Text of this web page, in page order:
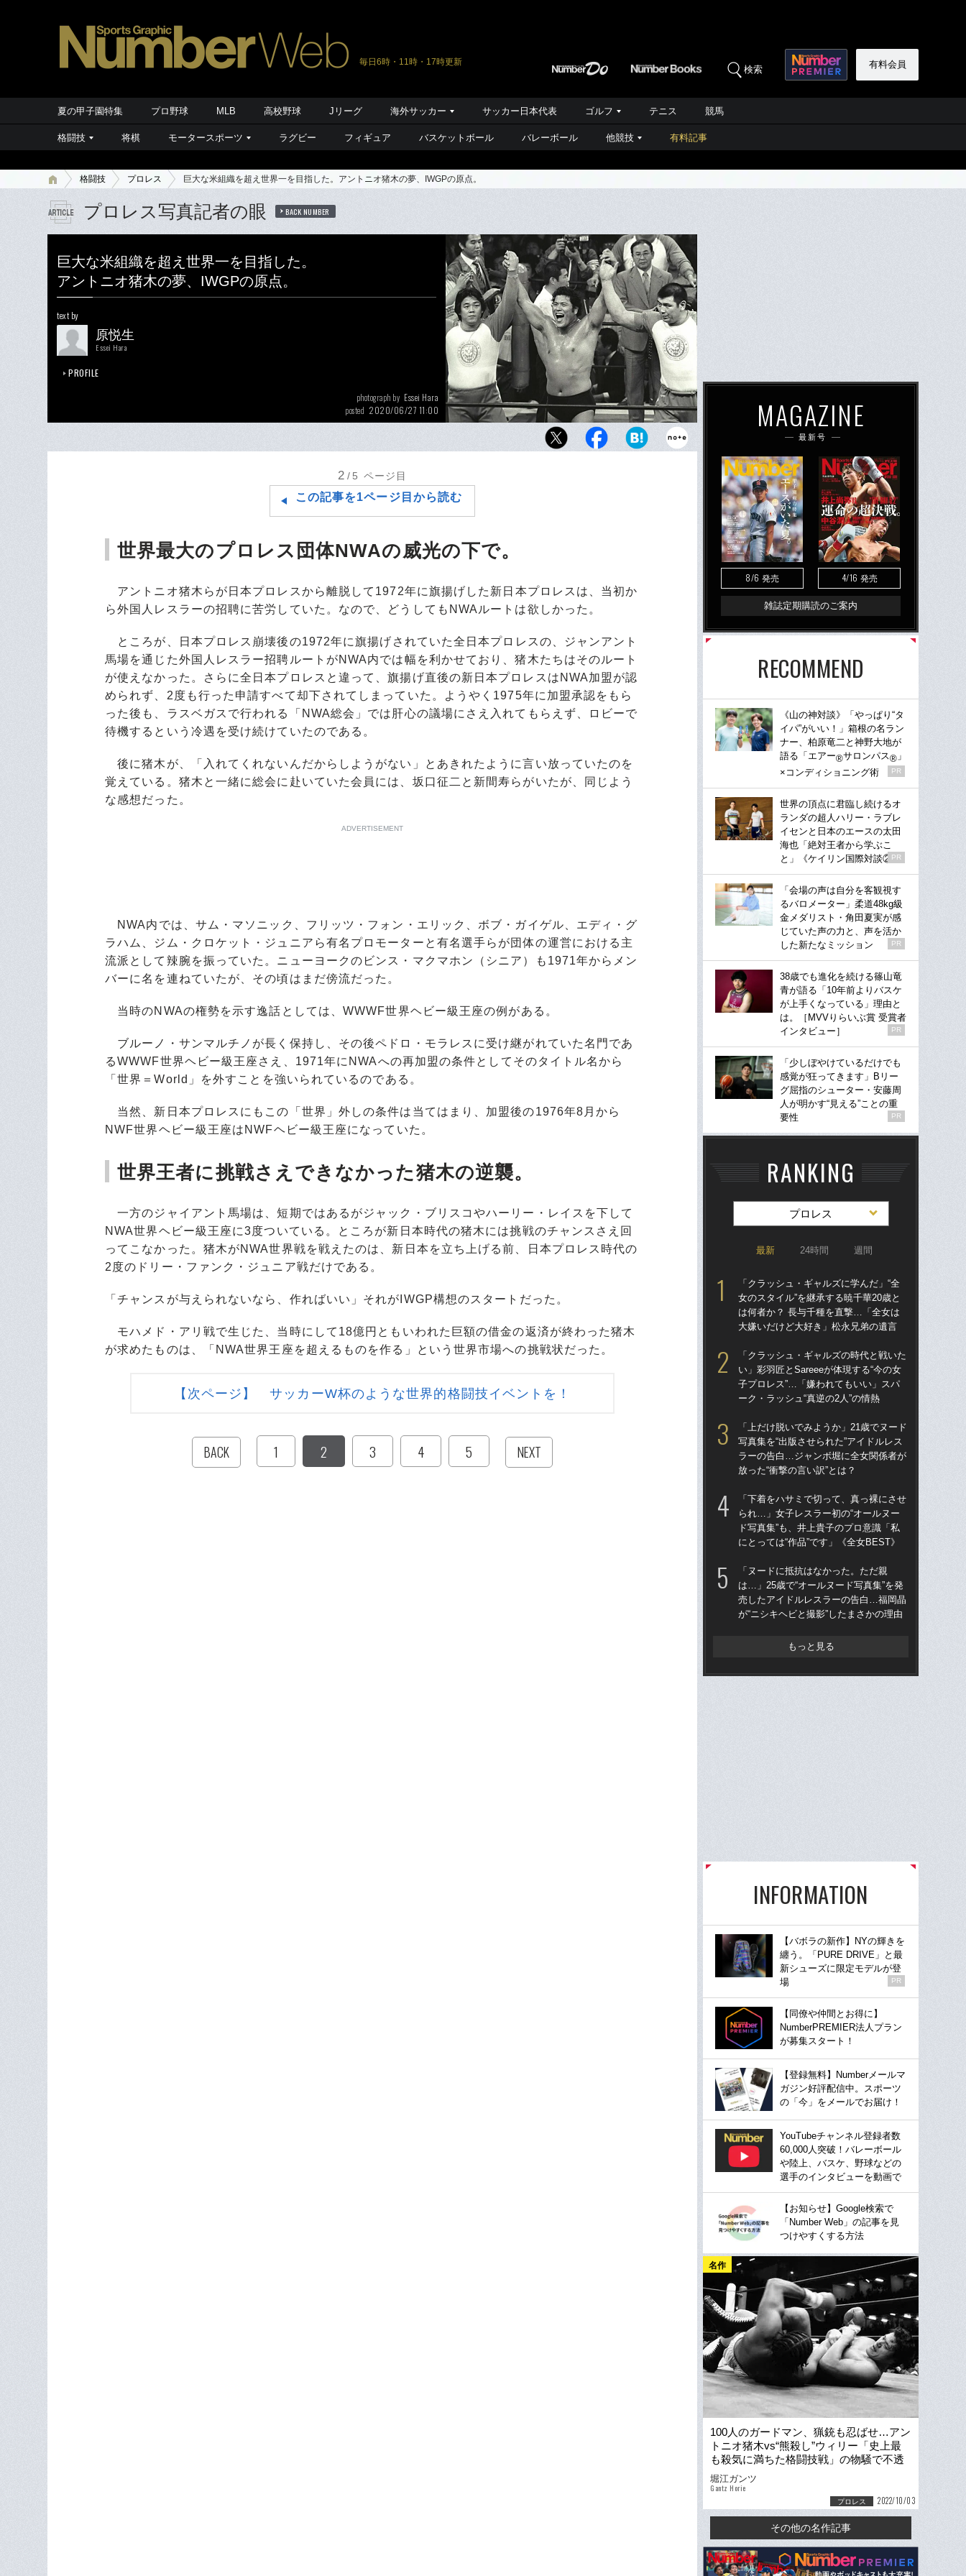
毎日6時・11時・17時更新
検索 有料会員
夏の甲子園特集 プロ野球 MLB 高校野球 Jリーグ 海外サッカー サッカー日本代表 ゴルフ テニス 競馬
格闘技 将棋 モータースポーツ ラグビー フィギュア バスケットボール バレーボール 他競技 有料記事
格闘技 プロレス 巨大な米組織を超え世界一を目指した。アントニオ猪木の夢、IWGPの原点。
プロレス写真記者の眼 BACK NUMBER
巨大な米組織を超え世界一を目指した。
アントニオ猪木の夢、IWGPの原点。
text by
原悦生
Essei Hara
PROFILE
photograph by Essei Hara
posted 2020/06/27 11:00
NWF王座を返上してIWGP制覇に乗り出したアントニオ猪
2 /5 ページ目
この記事を1ページ目から読む
世界最大のプロレス団体NWAの威光の下で。
アントニオ猪木らが日本プロレスから離脱して1972年に旗揚げした新日本プロレスは、当初か
ら外国人レスラーの招聘に苦労していた。なので、どうしてもNWAルートは欲しかった。
ところが、日本プロレス崩壊後の1972年に旗揚げされていた全日本プロレスの、ジャンアント
馬場を通じた外国人レスラー招聘ルートがNWA内では幅を利かせており、猪木たちはそのルート
が使えなかった。さらに全日本プロレスと違って、旗揚げ直後の新日本プロレスはNWA加盟が認
められず、2度も行った申請すべて却下されてしまっていた。ようやく1975年に加盟承認をもら
った後も、ラスベガスで行われる「NWA総会」では肝心の議場にさえ入れてもらえず、ロビーで
待機するという冷遇を受け続けていたのである。
後に猪木が、「入れてくれないんだからしようがない」とあきれたように言い放っていたのを
覚えている。猪木と一緒に総会に赴いていた会員には、坂口征二と新間寿らがいたが、同じよう
な感想だった。
ADVERTISEMENT
NWA内では、サム・マソニック、フリッツ・フォン・エリック、ボブ・ガイゲル、エディ・グ
ラハム、ジム・クロケット・ジュニアら有名プロモーターと有名選手らが団体の運営における主
流派として辣腕を振っていた。ニューヨークのビンス・マクマホン（シニア）も1971年からメン
バーに名を連ねていたが、その頃はまだ傍流だった。
当時のNWAの権勢を示す逸話としては、WWWF世界ヘビー級王座の例がある。
ブルーノ・サンマルチノが長く保持し、その後ペドロ・モラレスに受け継がれていた名門であ
るWWWF世界ヘビー級王座さえ、1971年にNWAへの再加盟の条件としてそのタイトル名から
「世界＝World」を外すことを強いられているのである。
当然、新日本プロレスにもこの「世界」外しの条件は当てはまり、加盟後の1976年8月から
NWF世界ヘビー級王座はNWFヘビー級王座になっていた。
世界王者に挑戦さえできなかった猪木の逆襲。
一方のジャイアント馬場は、短期ではあるがジャック・ブリスコやハーリー・レイスを下して
NWA世界ヘビー級王座に3度ついている。ところが新日本時代の猪木には挑戦のチャンスさえ回
ってこなかった。猪木がNWA世界戦を戦えたのは、新日本を立ち上げる前、日本プロレス時代の
2度のドリー・ファンク・ジュニア戦だけである。
「チャンスが与えられないなら、作ればいい」それがIWGP構想のスタートだった。
モハメド・アリ戦で生じた、当時にして18億円ともいわれた巨額の借金の返済が終わった猪木
が求めたものは、「NWA世界王座を超えるものを作る」という世界市場への挑戦状だった。
【次ページ】 サッカーW杯のような世界的格闘技イベントを！
BACK 1 2 3 4 5 NEXT
MAGAZINE
最新号
8/6 発売 4/16 発売
雑誌定期購読のご案内
RECOMMEND
《山の神対談》「やっぱり“タ
イパ”がいい！」箱根の名ラン
ナー、柏原竜二と神野大地が
語る「エアー®サロンパス® 」
×コンディショニング術
PR
世界の頂点に君臨し続けるオ
ランダの超人ハリー・ラブレ
イセンと日本のエースの太田
海也「絶対王者から学ぶこ
と」《ケイリン国際対談②》
PR
「会場の声は自分を客観視す
るバロメーター」柔道48kg級
金メダリスト・角田夏実が感
じていた声の力と、声を活か
した新たなミッション
PR
38歳でも進化を続ける篠山竜
青が語る「10年前よりバスケ
が上手くなっている」理由と
は。［MVVりらいぶ賞 受賞者
インタビュー］
PR
「少しぼやけているだけでも
感覚が狂ってきます」Bリー
グ屈指のシューター・安藤周
人が明かす“見える”ことの重
要性
PR
RANKING
プロレス
最新 24時間 週間
「クラッシュ・ギャルズに学んだ」“全
女のスタイル”を継承する暁千華20歳と
は何者か？ 長与千種を直撃…「全女は
大嫌いだけど大好き」松永兄弟の遺言
「クラッシュ・ギャルズの時代と戦いた
い」彩羽匠とSareeeが体現する“今の女
子プロレス”…「嫌われてもいい」スパ
ーク・ラッシュ“真逆の2人”の情熱
「上だけ脱いでみようか」21歳でヌード
写真集を“出版させられた”アイドルレス
ラーの告白…ジャンボ堀に全女関係者が
放った“衝撃の言い訳”とは？
「下着をハサミで切って、真っ裸にさせ
られ…」女子レスラー初の“オールヌー
ド写真集”も、井上貴子のプロ意識「私
にとっては“作品”です」《全女BEST》
「ヌードに抵抗はなかった。ただ親
は…」25歳で“オールヌード写真集”を発
売したアイドルレスラーの告白…福岡晶
が“ニシキヘビと撮影”したまさかの理由
もっと見る
INFORMATION
【バボラの新作】NYの輝きを
纏う。「PURE DRIVE」と最
新シューズに限定モデルが登
場
PR
【同僚や仲間とお得に】
NumberPREMIER法人プラン
が募集スタート！
【登録無料】Numberメールマ
ガジン好評配信中。スポーツ
の「今」をメールでお届け！
YouTubeチャンネル登録者数
60,000人突破！バレーボール
や陸上、バスケ、野球などの
選手のインタビューを動画で
【お知らせ】Google検索で
「Number Web」の記事を見
つけやすくする方法
名作
100人のガードマン、猟銃も忍ばせ…アン
トニオ猪木vs“熊殺し”ウィリー「史上最
も殺気に満ちた格闘技戦」の物騒で不透
明な結末
堀江ガンツ
Gantz Horie
プロレス 2022/10/03
その他の名作記事